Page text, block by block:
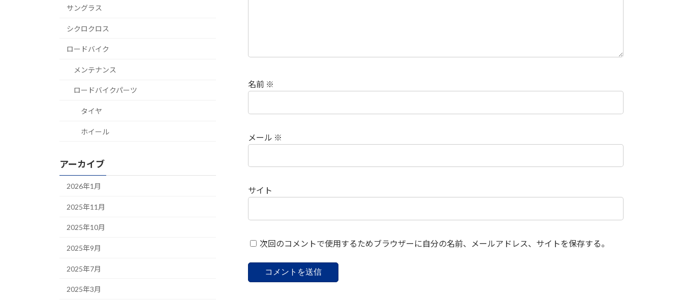
名前 ※
メール ※
サイト
次回のコメントで使用するためブラウザーに自分の名前、メールアドレス、サイトを保存する。
サングラス
シクロクロス
ロードバイク
メンテナンス
ロードバイクパーツ
タイヤ
ホイール
アーカイブ
2026年1月
2025年11月
2025年10月
2025年9月
2025年7月
2025年3月